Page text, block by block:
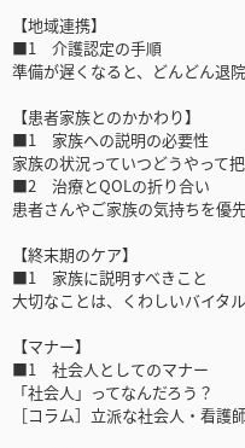
【地域連携】
■1 介護認定の手順
準備が遅くなると、どんどん退
【患者家族とのかかわり】
■1 家族への説明の必要性
家族の状況っていつどうやって
■2 治療とQOLの折り合い
患者さんやご家族の気持ちを優
【終末期のケア】
■1 家族に説明すべきこと
大切なことは、くわしいバイタ
【マナー】
■1 社会人としてのマナー
「社会人」ってなんだろう？
［コラム］立派な社会人・看護